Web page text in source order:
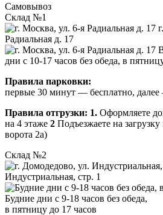
Самовывоз
Склад №1
Радиальная д. 17
дни с 10-17 часов без обеда, в
Правила парковки:
первые 30 минут — бесплатно,
Правила отгрузки: 1. Оформляете
на 4 этаже 2 Подъезжаете на
ворота 2а)
Склад №2
Индустриальная, стр. 1
Будние дни с 9-18 часов без обеда,
в пятницу до 17 часов